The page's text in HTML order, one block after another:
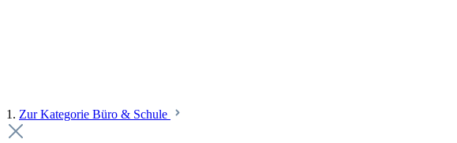
1. Zur Kategorie Büro & Schule